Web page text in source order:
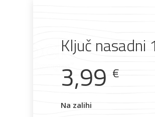
u ponudi
Ključ nasadni
3,99 €
Na zalihi